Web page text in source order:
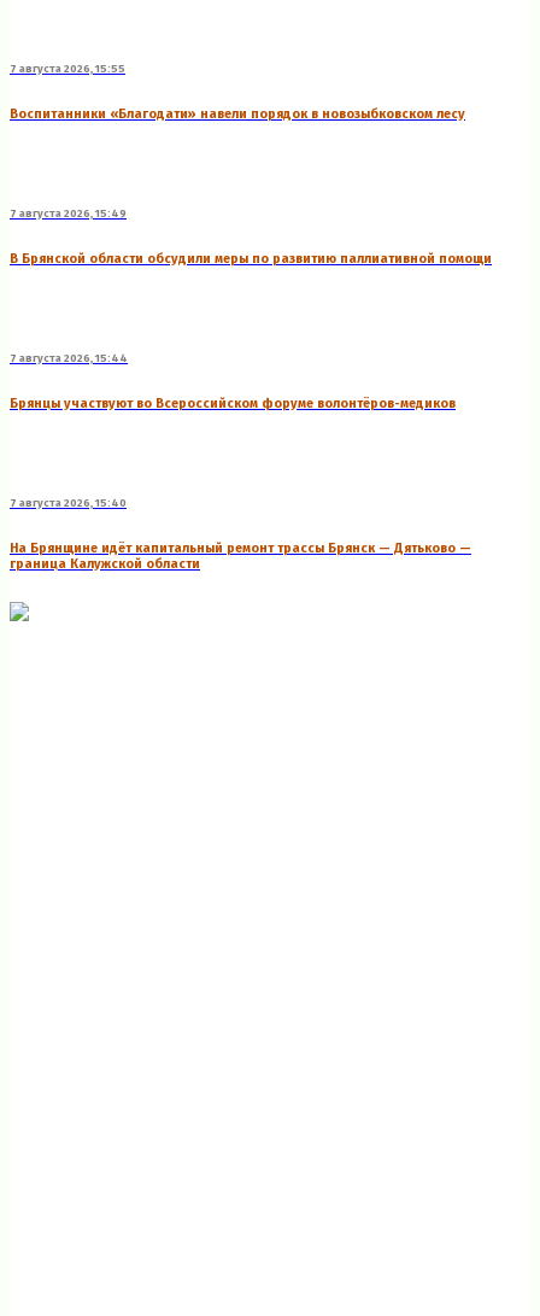
7 августа 2026, 15:55
Воспитанники «Благодати» навели порядок в новозыбковском лесу
7 августа 2026, 15:49
В Брянской области обсудили меры по развитию паллиативной помощи
7 августа 2026, 15:44
Брянцы участвуют во Всероссийском форуме волонтёров-медиков
7 августа 2026, 15:40
На Брянщине идёт капитальный ремонт трассы Брянск — Дятьково —
граница Калужской области